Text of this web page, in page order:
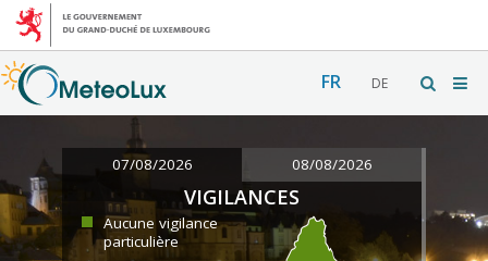
FR DE
07/08/2026 08/08/2026
VIGILANCES
Aucune vigilance
particulière